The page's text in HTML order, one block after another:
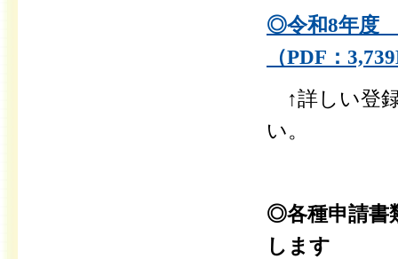
◎令和8年度
（PDF：
↑詳しい登
い。
◎各種申請書
します